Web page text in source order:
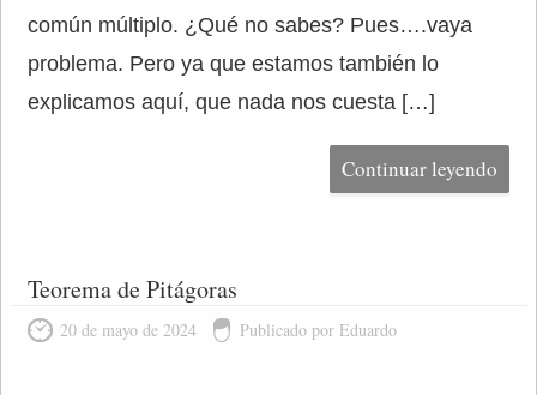
común múltiplo. ¿Qué no sabes? Pues….vaya
problema. Pero ya que estamos también lo
explicamos aquí, que nada nos cuesta […]
Continuar leyendo
Teorema de Pitágoras
20 de mayo de 2024 Publicado por Eduardo